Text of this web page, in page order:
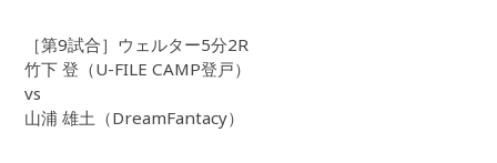
［第9試合］ウェルター5分2R
竹下 登（U-FILE CAMP登戸）
vs
山浦 雄土（DreamFantacy）